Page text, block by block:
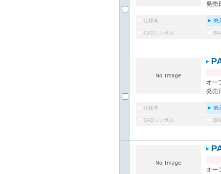
発売
仕様表 納
CADシンボル
オー
発売
仕様表 納
CADシンボル
オー